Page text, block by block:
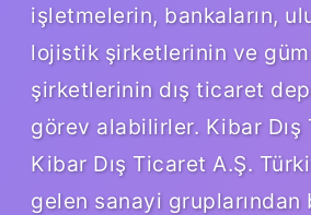
işletmelerin, bankaların,
lojistik şirketlerinin ve
şirketlerinin dış ticaret
görev alabilirler. Kibar Dış
Kibar Dış Ticaret A.Ş.
gelen sanayi